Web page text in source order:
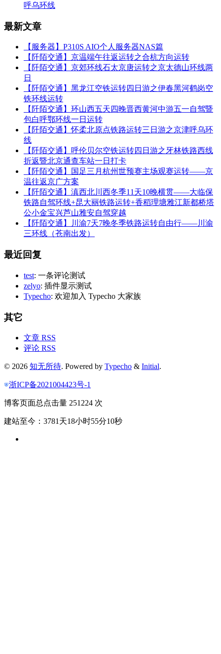
呼乌环线
最新文章
【服务器】P310S AIO个人服务器NAS篇
【阡陌交通】京温端午往返运转之合杭方向运转
【阡陌交通】京郊环线石太京唐运转之京太德山环线两
日
【阡陌交通】黑龙江空铁运转四日游之伊春黑河鹤岗空
铁环线运转
【阡陌交通】环山西五天四晚晋西黄河中游五一自驾暨
包白呼鄂环线一日运转
【阡陌交通】怀柔北原点铁路运转三日游之京津呼乌环
线
【阡陌交通】呼伦贝尔空铁运转四日游之牙林铁路西线
折返暨北京通查车站一日打卡
【阡陌交通】国足三月杭州世预赛主场观赛运转——京
温往返京广方案
【阡陌交通】滇西北川西冬季11天10晚横贯——大临保
铁路自驾环线+昆大丽铁路运转+香稻理塘雅江新都桥塔
公小金宝兴芦山雅安自驾穿越
【阡陌交通】川渝7天7晚冬季铁路运转自由行——川渝
三环线（苍南出发）
最近回复
test: 一条评论测试
zelyo: 插件显示测试
Typecho: 欢迎加入 Typecho 大家族
其它
文章 RSS
评论 RSS
© 2026 知无所待. Powered by Typecho & Initial.
浙ICP备2021004423号-1
博客页面总点击量 251224 次
建站至今：3781天18小时55分11秒